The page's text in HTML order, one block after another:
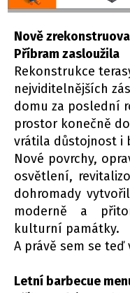
Nově
Příbram zasloužila
Rekonstrukce
nejviditelnějších
domu za poslední
prostor konečně
vrátila důstojnost i
Nové povrchy,
osvětlení,
dohromady
moderně a
kulturní památky.
A právě sem se teď
Letní barbecue